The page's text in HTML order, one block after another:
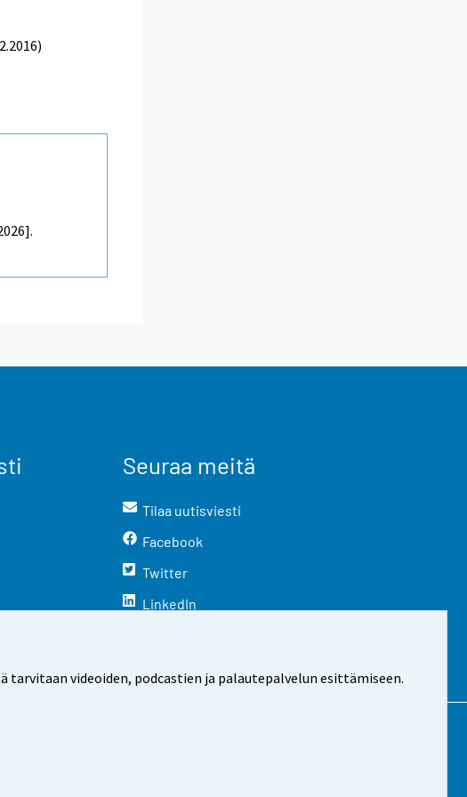
videoiden, podcastien ja palautepalvelun esittämiseen.
Seuraa meitä
Tilaa uutisviesti
Facebook
Twitter
LinkedIn